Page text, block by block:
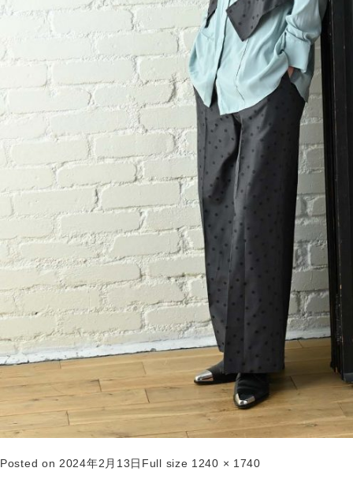
Posted on 2024年2月13日 Full size 1240 × 1740